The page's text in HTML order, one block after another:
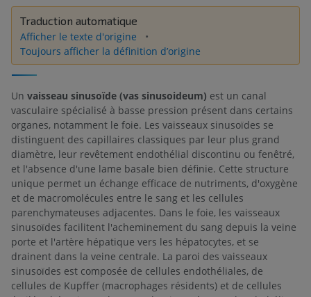
Traduction automatique
Afficher le texte d'origine
Toujours afficher la définition d’origine
Un vaisseau sinusoïde (vas sinusoideum) est un canal
vasculaire spécialisé à basse pression présent dans certains
organes, notamment le foie. Les vaisseaux sinusoïdes se
distinguent des capillaires classiques par leur plus grand
diamètre, leur revêtement endothélial discontinu ou fenêtré,
et l'absence d'une lame basale bien définie. Cette structure
unique permet un échange efficace de nutriments, d'oxygène
et de macromolécules entre le sang et les cellules
parenchymateuses adjacentes. Dans le foie, les vaisseaux
sinusoïdes facilitent l'acheminement du sang depuis la veine
porte et l'artère hépatique vers les hépatocytes, et se
drainent dans la veine centrale. La paroi des vaisseaux
sinusoïdes est composée de cellules endothéliales, de
cellules de Kupffer (macrophages résidents) et de cellules